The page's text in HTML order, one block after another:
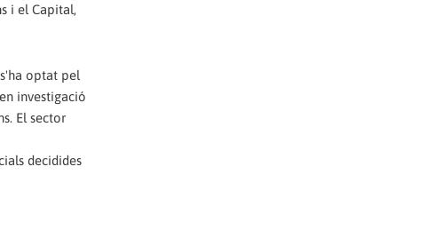
i el Capital,
optat pel
investigació
El sector
decidides